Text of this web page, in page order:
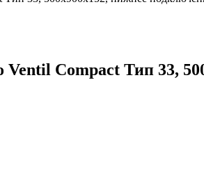
Ventil Compact Тип 33,